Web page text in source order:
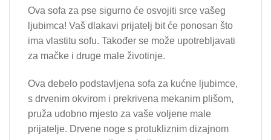
Ova sofa za pse sigurno će osvojiti srce vašeg
ljubimca! Vaš dlakavi prijatelj bit će ponosan što
ima vlastitu sofu. Također se može upotrebljavati
za mačke i druge male životinje.
Ova debelo podstavljena sofa za kućne ljubimce,
s drvenim okvirom i prekrivena mekanim plišom,
pruža udobno mjesto za vaše voljene male
prijatelje. Drvene noge s protukliznim dizajnom